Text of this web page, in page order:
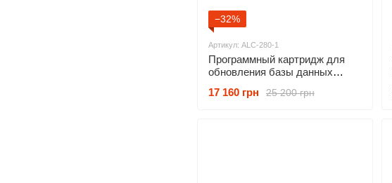
−32%
Артикул: ALC-280-1
Программный картридж для
обновления базы данных
автомобилей HUNTER ALC-
25 200 грн
17 160 грн